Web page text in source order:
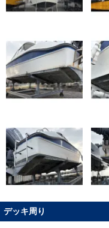
デッキ周り